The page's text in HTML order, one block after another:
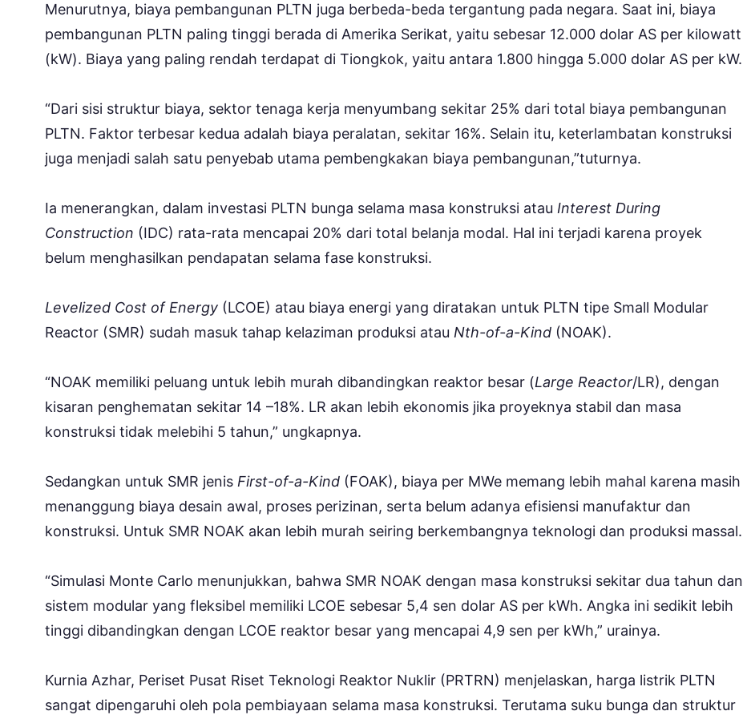
Menurutnya, biaya pembangunan PLTN juga berbeda-beda tergantung pada negara. Saat ini, biaya
pembangunan PLTN paling tinggi berada di Amerika Serikat, yaitu sebesar 12.000 dolar AS per kilowatt
(kW). Biaya yang paling rendah terdapat di Tiongkok, yaitu antara 1.800 hingga 5.000 dolar AS per kW.
“Dari sisi struktur biaya, sektor tenaga kerja menyumbang sekitar 25% dari total biaya pembangunan
PLTN. Faktor terbesar kedua adalah biaya peralatan, sekitar 16%. Selain itu, keterlambatan konstruksi
juga menjadi salah satu penyebab utama pembengkakan biaya pembangunan,”tuturnya.
Ia menerangkan, dalam investasi PLTN bunga selama masa konstruksi atau Interest During
Construction (IDC) rata-rata mencapai 20% dari total belanja modal. Hal ini terjadi karena proyek
belum menghasilkan pendapatan selama fase konstruksi.
Levelized Cost of Energy (LCOE) atau biaya energi yang diratakan untuk PLTN tipe Small Modular
Reactor (SMR) sudah masuk tahap kelaziman produksi atau Nth-of-a-Kind (NOAK).
“NOAK memiliki peluang untuk lebih murah dibandingkan reaktor besar (Large Reactor/LR), dengan
kisaran penghematan sekitar 14 –18%. LR akan lebih ekonomis jika proyeknya stabil dan masa
konstruksi tidak melebihi 5 tahun,” ungkapnya.
Sedangkan untuk SMR jenis First-of-a-Kind (FOAK), biaya per MWe memang lebih mahal karena masih
menanggung biaya desain awal, proses perizinan, serta belum adanya efisiensi manufaktur dan
konstruksi. Untuk SMR NOAK akan lebih murah seiring berkembangnya teknologi dan produksi massal.
“Simulasi Monte Carlo menunjukkan, bahwa SMR NOAK dengan masa konstruksi sekitar dua tahun dan
sistem modular yang fleksibel memiliki LCOE sebesar 5,4 sen dolar AS per kWh. Angka ini sedikit lebih
tinggi dibandingkan dengan LCOE reaktor besar yang mencapai 4,9 sen per kWh,” urainya.
Kurnia Azhar, Periset Pusat Riset Teknologi Reaktor Nuklir (PRTRN) menjelaskan, harga listrik PLTN
sangat dipengaruhi oleh pola pembiayaan selama masa konstruksi. Terutama suku bunga dan struktur